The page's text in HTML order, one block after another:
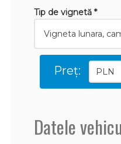
Tip de vignetă *
Preț:
Datele